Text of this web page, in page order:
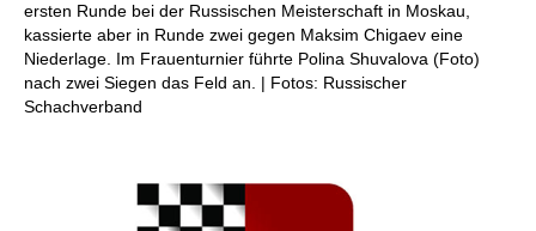
ersten Runde bei der Russischen Meisterschaft in Moskau,
kassierte aber in Runde zwei gegen Maksim Chigaev eine
Niederlage. Im Frauenturnier führte Polina Shuvalova (Foto)
nach zwei Siegen das Feld an. | Fotos: Russischer
Schachverband